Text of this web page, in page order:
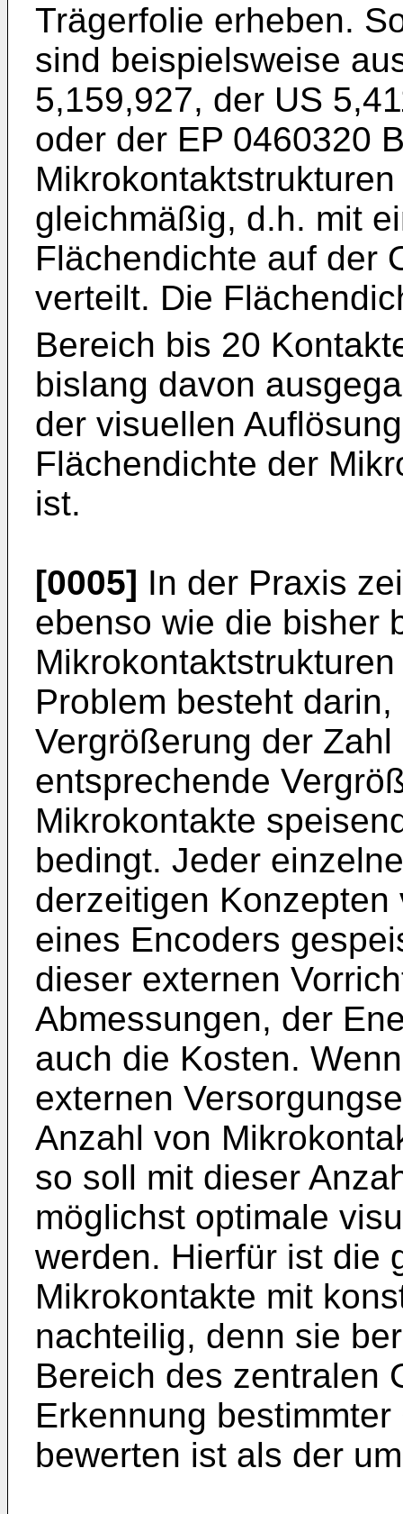
Trägerfolie erheben.
sind beispielsweise
5,159,927, der US
oder der EP 0460320
gleichmäßig, d.h. mit
Flächendichte auf der
verteilt. Die
Bereich bis 20
bislang davon
der visuellen
Flächendichte der
ist.
[0005] In der Praxis
ebenso wie die bisher
Problem besteht
Vergrößerung der
entsprechende
Mikrokontakte
bedingt. Jeder
derzeitigen
eines Encoders
dieser externen
Abmessungen, der
auch die Kosten.
externen
Anzahl von
so soll mit dieser
möglichst optimale
werden. Hierfür ist die
Mikrokontakte mit
nachteilig, denn sie
Bereich des zentralen
Erkennung
bewerten ist als der